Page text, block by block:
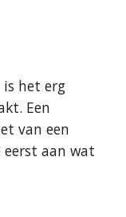
het erg
Een
van een
eerst aan wat